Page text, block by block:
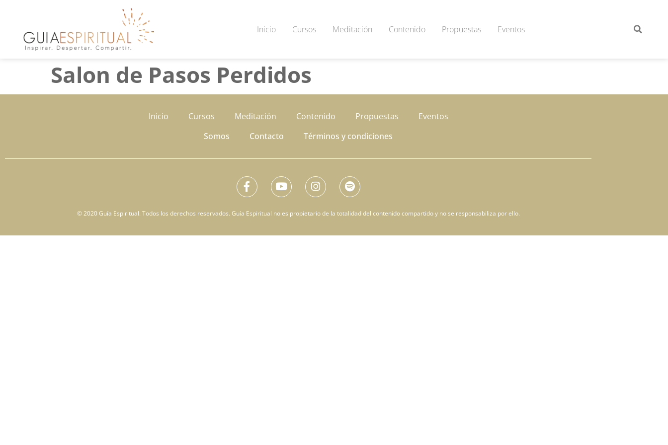
Inicio Cursos Meditación Contenido Propuestas Eventos
Salon de Pasos Perdidos
Inicio Cursos Meditación Contenido Propuestas
Eventos
Somos
Contacto Términos y condiciones
© 2020 Guía Espiritual. Todos los derechos reservados. Guía Espiritual no es propietario de la totalidad del contenido compartido y no se responsabiliza por ello.